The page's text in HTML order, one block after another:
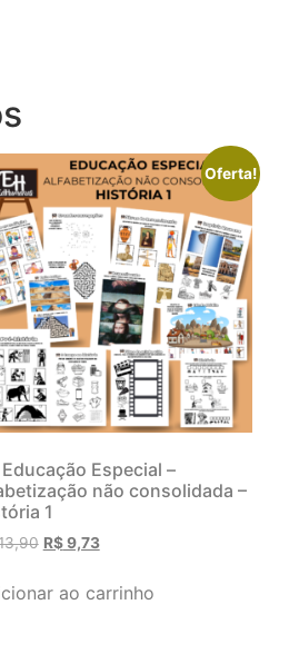
Oferta!
Especial –
não consolidada –
1
R$9,73
ao carrinho